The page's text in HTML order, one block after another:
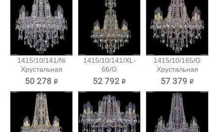
1415/10/141/Ni
Хрустальная
подвесная...
50 278 ₽
1415/10/141/XL-
66/G
Хрустальная...
52 792 ₽
1415/10/165/G
Хрустальная
подвесная...
57 379 ₽